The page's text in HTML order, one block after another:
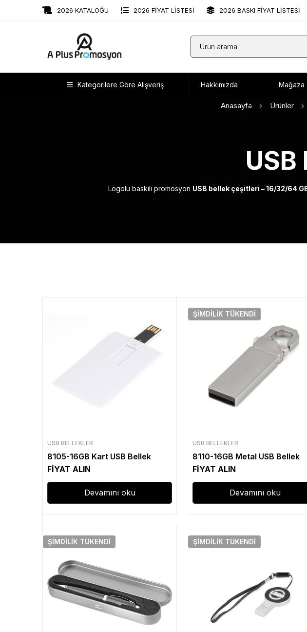
2026 KATALOĞU 2026 FİYAT LİSTESİ 2026 BASKI FİYAT LİSTESİ
Kategorilere Göre Alışveriş Hakkımızda Mağaza
Anasayfa Ürünler
Logolu baskılı promosyon USB bellek çeşitleri – 16/32/64
USB BELLEKLER
8105-16GB Kart USB Bellek
FİYAT ALIN
Devamını oku
ŞIMDILIK TÜKENDI
USB BELLEKLER
8110-16GB Metal USB Bellek
FİYAT ALIN
Devamını oku
ŞIMDILIK TÜKENDI ŞIMDILIK TÜKENDI